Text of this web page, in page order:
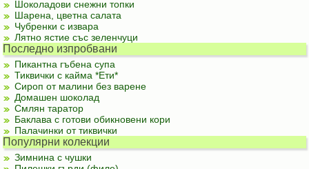
Шоколадови снежни топки
Шарена, цветна салата
Чубренки с извара
Лятно ястие със зеленчуци
Последно изпробвани
Пикантна гъбена супа
Тиквички с кайма *Ети*
Сироп от малини без варене
Домашен шоколад
Смлян таратор
Баклава с готови обикновени кори
Палачинки от тиквички
Популярни колекции
Зимнина с чушки